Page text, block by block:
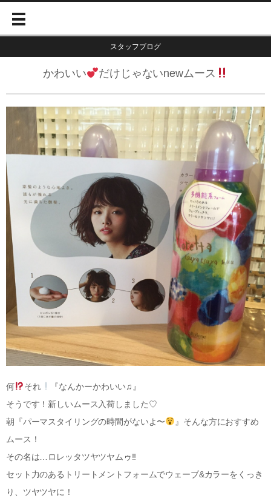
スタッフブログ
かわいい だけじゃないnewムース
何 それ
『なんかーかわいい♫』
そうです！新しいムース入荷しました♡
朝『パーマスタイリングの時間がないよ〜
』そんな方におすすめ
ムース！
その名は…ロレッタツヤツヤムゥ‼︎
セット力のあるトリートメントフォームでウェーブ&カラーをくっき
り、ツヤツヤに！